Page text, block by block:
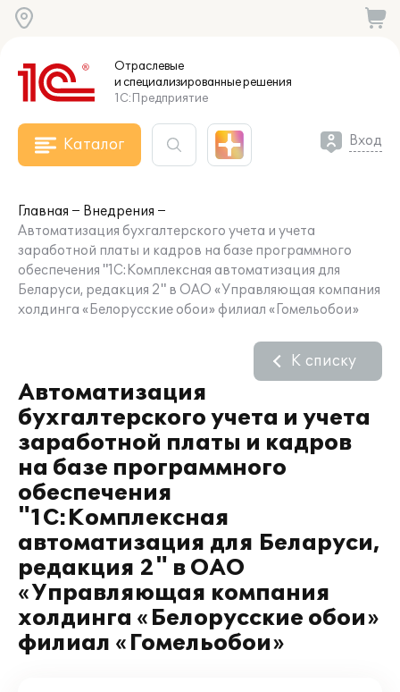
Отраслевые
и специализированныерешения
1С:Предприятие
Каталог Вход
Главная
Внедрения
Автоматизация бухгалтерского учета и учета
заработной платы и кадров на базе программного
обеспечения "1С:Комплексная автоматизация для
Беларуси, редакция 2" в ОАО «Управляющая компания
холдинга «Белорусские обои» филиал «Гомельобои»
Автоматизация
бухгалтерского учета и учета
заработной платы и кадров
на базе программного
обеспечения
"1С:Комплексная
автоматизация для Беларуси,
редакция 2" в ОАО
«Управляющая компания
холдинга «Белорусские обои»
филиал «Гомельобои»
К списку